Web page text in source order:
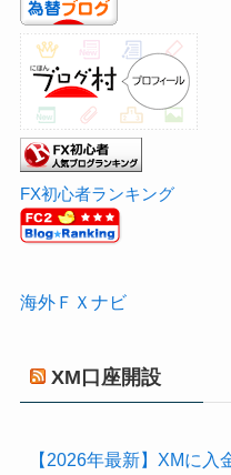
FX初心者ランキング
海外ＦＸナビ
XM口座開設
【2026年最新】XMに